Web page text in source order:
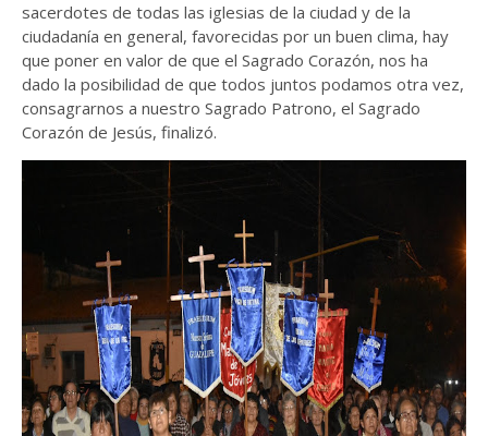
sacerdotes de todas las iglesias de la ciudad y de la
ciudadanía en general, favorecidas por un buen clima, hay
que poner en valor de que el Sagrado Corazón, nos ha
dado la posibilidad de que todos juntos podamos otra vez,
consagrarnos a nuestro Sagrado Patrono, el Sagrado
Corazón de Jesús, finalizó.